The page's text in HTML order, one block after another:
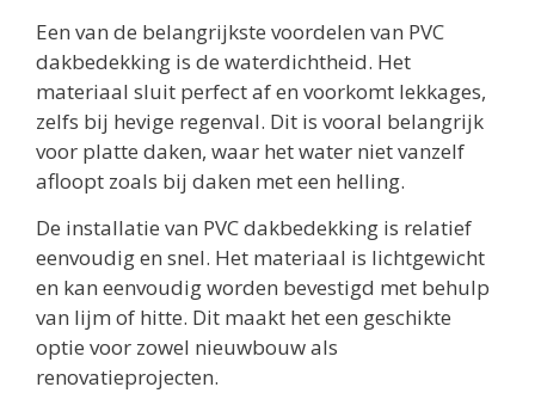
Een van de belangrijkste voordelen van PVC
dakbedekking is de waterdichtheid. Het
materiaal sluit perfect af en voorkomt lekkages,
zelfs bij hevige regenval. Dit is vooral belangrijk
voor platte daken, waar het water niet vanzelf
afloopt zoals bij daken met een helling.
De installatie van PVC dakbedekking is relatief
eenvoudig en snel. Het materiaal is lichtgewicht
en kan eenvoudig worden bevestigd met behulp
van lijm of hitte. Dit maakt het een geschikte
optie voor zowel nieuwbouw als
renovatieprojecten.